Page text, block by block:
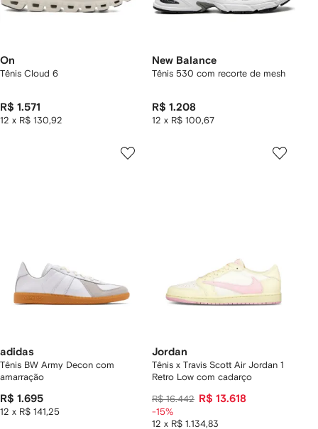
On
Tênis Cloud 6
R$ 1.571
12 x R$ 130,92
New Balance
Tênis 530 com recorte de mesh
R$ 1.208
12 x R$ 100,67
adidas
Tênis BW Army Decon com
amarração
R$ 1.695
12 x R$ 141,25
Jordan
Tênis x Travis Scott Air Jordan 1
Retro Low com cadarço
R$ 16.442 R$ 13.618
12 x R$ 1.134,83
-15%